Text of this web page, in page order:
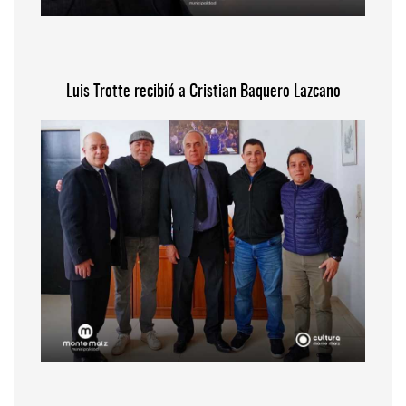
Luis Trotte recibió a Cristian Baquero Lazcano